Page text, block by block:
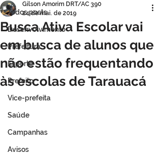
Todos posts
Desenvolvimento
Prefeitura
Esporte
Prefeito
Vice-prefeita
Saúde
Campanhas
Avisos
Busca Ativa Escolar vai
em busca de alunos que
não estão frequentando
às escolas de Tarauacá
Gilson Amorim DRT/AC 390
24 de mai. de 2019